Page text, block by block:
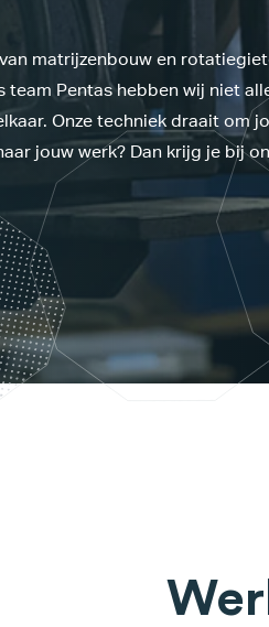
matrijzenbouw en
Pentas hebben wij niet
Onze techniek draait om
jouw werk? Dan krijg je bij